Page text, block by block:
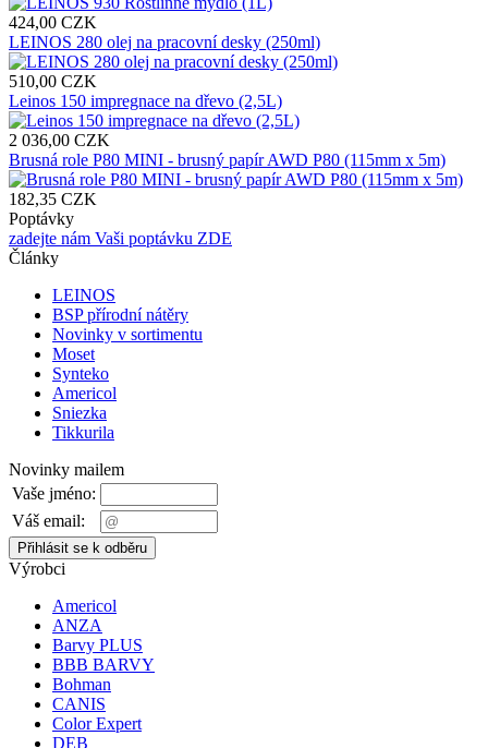
424,00 CZK
LEINOS 280 olej na pracovní desky (250ml)
510,00 CZK
Leinos 150 impregnace na dřevo (2,5L)
2 036,00 CZK
Brusná role P80 MINI - brusný papír AWD P80 (115mm x 5m)
182,35 CZK
Poptávky
zadejte nám Vaši poptávku ZDE
Články
LEINOS
BSP přírodní nátěry
Novinky v sortimentu
Moset
Synteko
Americol
Sniezka
Tikkurila
Novinky mailem
Vaše jméno:
Váš email:
Výrobci
Americol
ANZA
Barvy PLUS
BBB BARVY
Bohman
CANIS
Color Expert
DEB